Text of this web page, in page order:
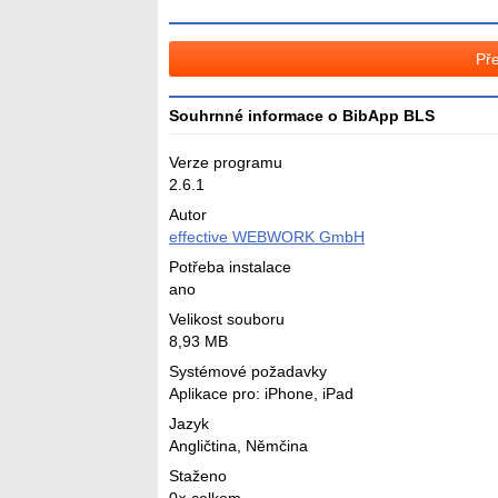
Souhrnné informace o BibApp BLS
Verze programu
2.6.1
Autor
effective WEBWORK GmbH
Potřeba instalace
ano
Velikost souboru
8,93 MB
Systémové požadavky
Aplikace pro: iPhone, iPad
Jazyk
Angličtina
Němčina
Staženo